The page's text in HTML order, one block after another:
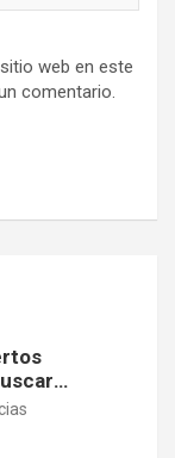
web en este
comentario.
sargazo